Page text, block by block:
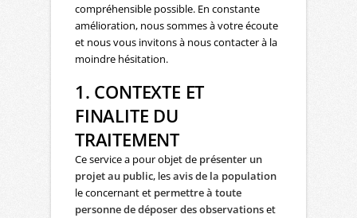
compréhensible possible. En constante
amélioration, nous sommes à votre écoute
et nous vous invitons à nous contacter à la
moindre hésitation.
1. CONTEXTE ET
FINALITE DU
TRAITEMENT
Ce service a pour objet de présenter un
projet au public, lesavis de la population
le concernant et permettre à toute
personne de déposer des observationset